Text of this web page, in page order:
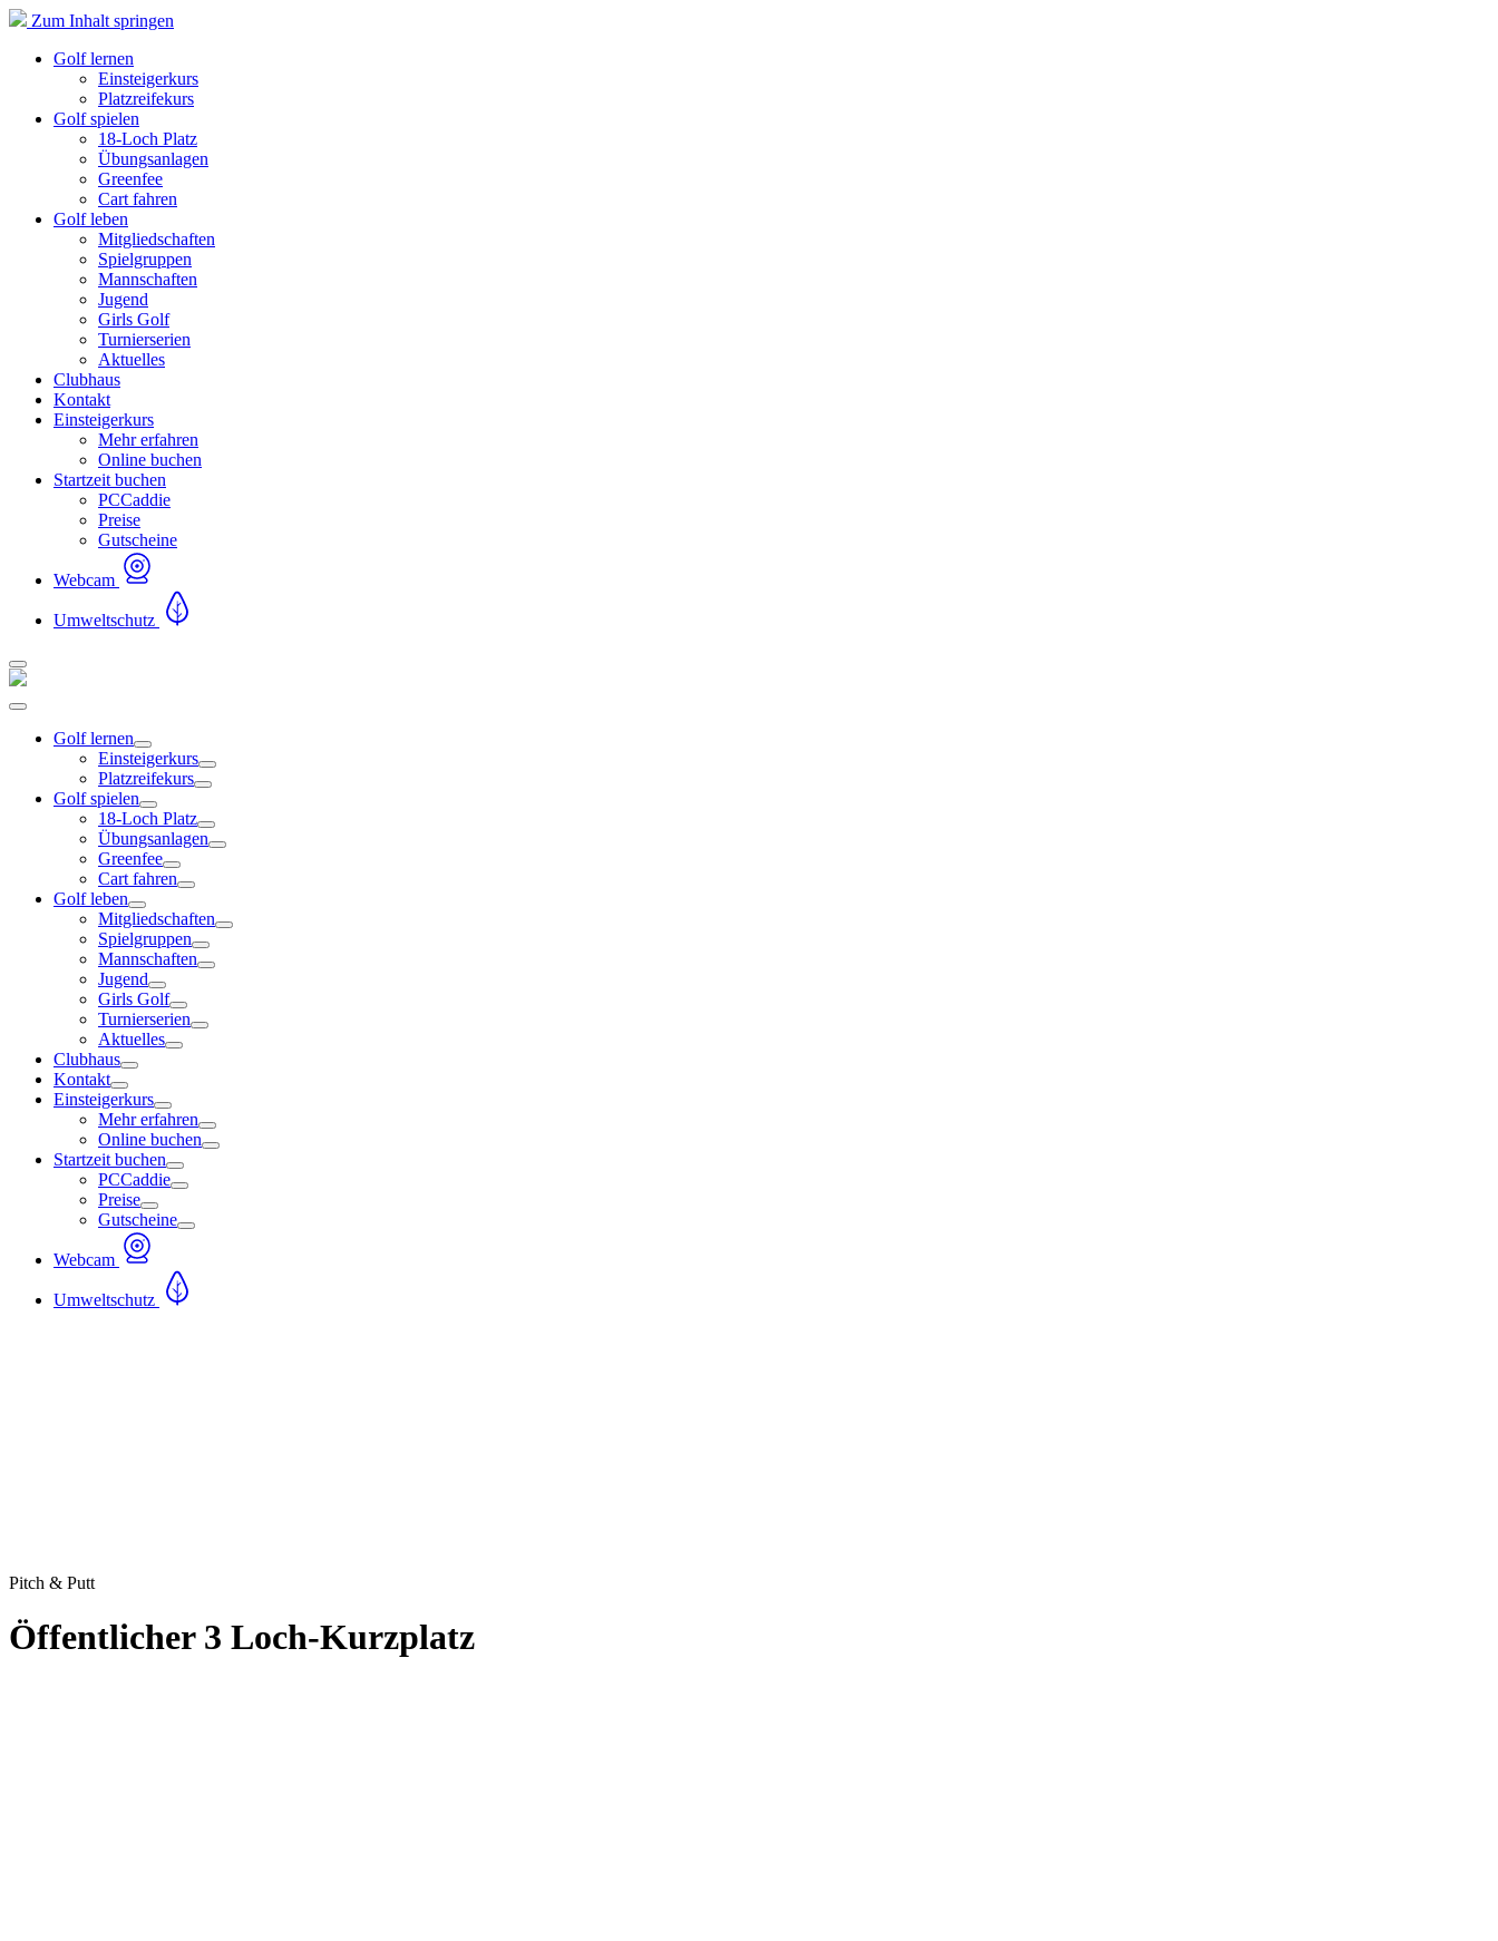
Zum Inhalt springen
Golf lernen
Einsteigerkurs
Platzreifekurs
Golf spielen
18-Loch Platz
Übungsanlagen
Greenfee
Cart fahren
Golf leben
Mitgliedschaften
Spielgruppen
Mannschaften
Jugend
Girls Golf
Turnierserien
Aktuelles
Clubhaus
Kontakt
Einsteigerkurs
Mehr erfahren
Online buchen
Startzeit buchen
PCCaddie
Preise
Gutscheine
Webcam
Umweltschutz
Golf lernen
Einsteigerkurs
Platzreifekurs
Golf spielen
18-Loch Platz
Übungsanlagen
Greenfee
Cart fahren
Golf leben
Mitgliedschaften
Spielgruppen
Mannschaften
Jugend
Girls Golf
Turnierserien
Aktuelles
Clubhaus
Kontakt
Einsteigerkurs
Mehr erfahren
Online buchen
Startzeit buchen
PCCaddie
Preise
Gutscheine
Webcam
Umweltschutz
Pitch & Putt
Öffentlicher 3 Loch-Kurzplatz